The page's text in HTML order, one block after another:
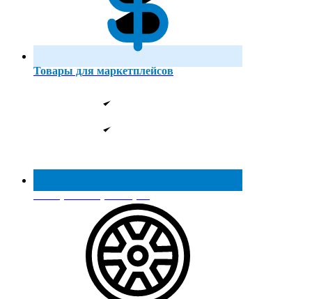
Товары для маркетплейсов
Реестр МинПромТорга